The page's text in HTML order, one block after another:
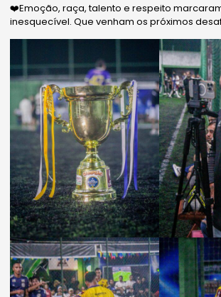
❤️Emoção, raça, talento e respeito
inesquecível. Que venham os próximos